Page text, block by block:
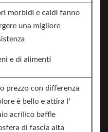
morbidi e caldi fanno
una migliore
e di alimenti
prezzo con differenza
è bello e attira l'
acrilico baffle
di fascia alta